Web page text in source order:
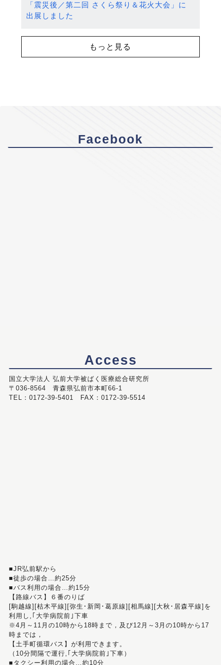
「震災後／第二回 さくら祭り＆花火大会」に
出展しました
もっと見る
Facebook
Access
国立大学法人 弘前大学被ばく医療総合研究所
〒036-8564 青森県弘前市本町66-1
TEL：0172-39-5401 FAX：0172-39-5514
■JR弘前駅から
■徒歩の場合…約25分
■バス利用の場合…約15分
【路線バス】６番のりば
[駒越線][枯木平線][弥生･新岡･葛原線][相馬線][大秋･居森平線]を
利用し,｢大学病院前｣下車
※4月～11月の10時から18時まで，及び12月～3月の10時から17
時までは，
【土手町循環バス】が利用できます。
（10分間隔で運行,｢大学病院前｣下車）
■タクシー利用の場合…約10分